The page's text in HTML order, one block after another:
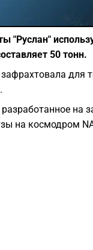
"Руслан"
50 тонн.
для
на
на космодром